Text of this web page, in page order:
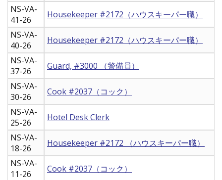
NS-VA-
41-26
Housekeeper #2172（ハウスキーパー職）
NS-VA-
40-26
Housekeeper #2172（ハウスキーパー職）
NS-VA-
37-26
Guard, #3000 （警備員）
NS-VA-
30-26
Cook #2037（コック）
NS-VA-
25-26
Hotel Desk Clerk
NS-VA-
18-26
Housekeeper #2172 （ハウスキーパー職）
NS-VA-
11-26
Cook #2037（コック）